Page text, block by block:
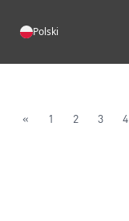
Polski
« 1 2 3 4